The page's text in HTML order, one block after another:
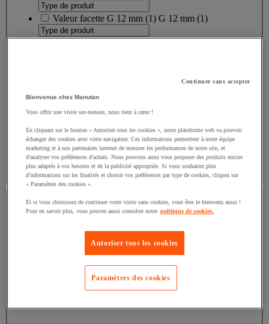
Valeur facette G 12 mm (1) G 12 mm (1)
Valeur facette J 12 mm(1 )
Afficher tous
Coloris
Coloris
Valeur facette Gris/noir(1) Gris/noir
Valeur facette Noir/orange(1) Noir/orange
Continuer sans accepter
Bienvenue chez Manutan
Vous offrir une visite sur-mesure, nous tient à cœur !
En cliquant sur le bouton « Autoriser tous les cookies », notre plateforme web va pouvoir
échanger des cookies avec votre navigateur. Ces informations permettent à notre équipe
marketing et à nos partenaires internet de mesurer les performances de notre site, et
d'analyser vos préférences d'achats. Nous pouvons ainsi vous proposer des produits encore
plus adaptés à vos besoins et de la publicité appropriée. Si vous souhaitez plus
d'informations sur les finalités et choisir vos préférences par type de cookies, cliquez sur
« Paramètres des cookies ».
Et si vous choisissez de continuer votre visite sans cookies, vous êtes le bienvenu aussi !
Pour en savoir plus, vous pouvez aussi consulter notre politique de cookies.
Autoriser tous les cookies
Paramètres des cookies